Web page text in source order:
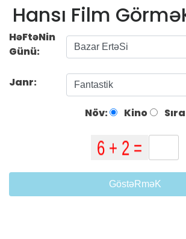
Hansı Film
HəFtəNin
Günü:
Janr:
Növ: Kino Sıra
GöstəRməK